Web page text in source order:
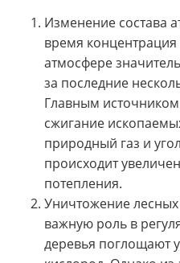
Изменение состава
время
атмосфере
за последние
Главным источником
сжигание
природный газ и
происходит
потепления.
Уничтожение
важную роль в
деревья поглощают